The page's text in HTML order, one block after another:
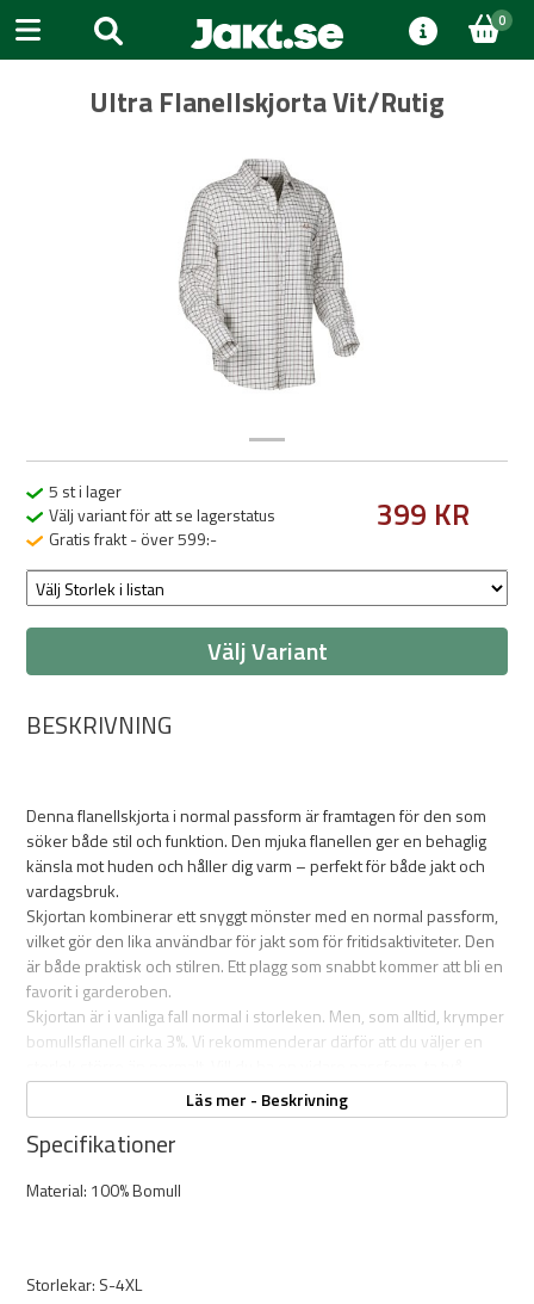
0
Ultra Flanellskjorta Vit/Rutig
5 st i lager
Välj variant för att se lagerstatus
Gratis frakt - över 599:-
399 KR
Välj Variant
BESKRIVNING
Denna flanellskjorta i normal passform är framtagen för den som
söker både stil och funktion. Den mjuka flanellen ger en behaglig
känsla mot huden och håller dig varm – perfekt för både jakt och
vardagsbruk.
Skjortan kombinerar ett snyggt mönster med en normal passform,
vilket gör den lika användbar för jakt som för fritidsaktiviteter. Den
är både praktisk och stilren. Ett plagg som snabbt kommer att bli en
favorit i garderoben.
Skjortan är i vanliga fall normal i storleken. Men, som alltid, krymper
bomullsflanell cirka 3%. Vi rekommenderar därför att du väljer en
storlekar större än du brukar.Läs mer - Beskrivning
Specifikationer
Material: 100% Bomull
Storlekar: S-4XL